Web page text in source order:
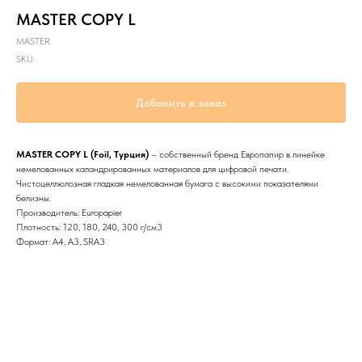
MASTER COPY L
MASTER
SKU:
Добавить в заказ
MASTER COPY L (Foil, Турция) – собственный бренд Европапир в линейке
немелованных каландрированных материалов для цифровой печати.
Чистоцеллюлозная гладкая немелованная бумага с высокими показателями
белизны.
Производитель: Europapier
Плотность: 120, 180, 240, 300 г/см3
Формат: А4, А3, SRA3